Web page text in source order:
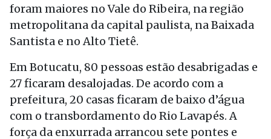
foram maiores no Vale do Ribeira, na região
metropolitana da capital paulista, na Baixada
Santista e no Alto Tietê.
Em Botucatu, 80 pessoas estão desabrigadas e
27 ficaram desalojadas. De acordo com a
prefeitura, 20 casas ficaram de baixo d’água
com o transbordamento do Rio Lavapés. A
força da enxurrada arrancou sete pontes e